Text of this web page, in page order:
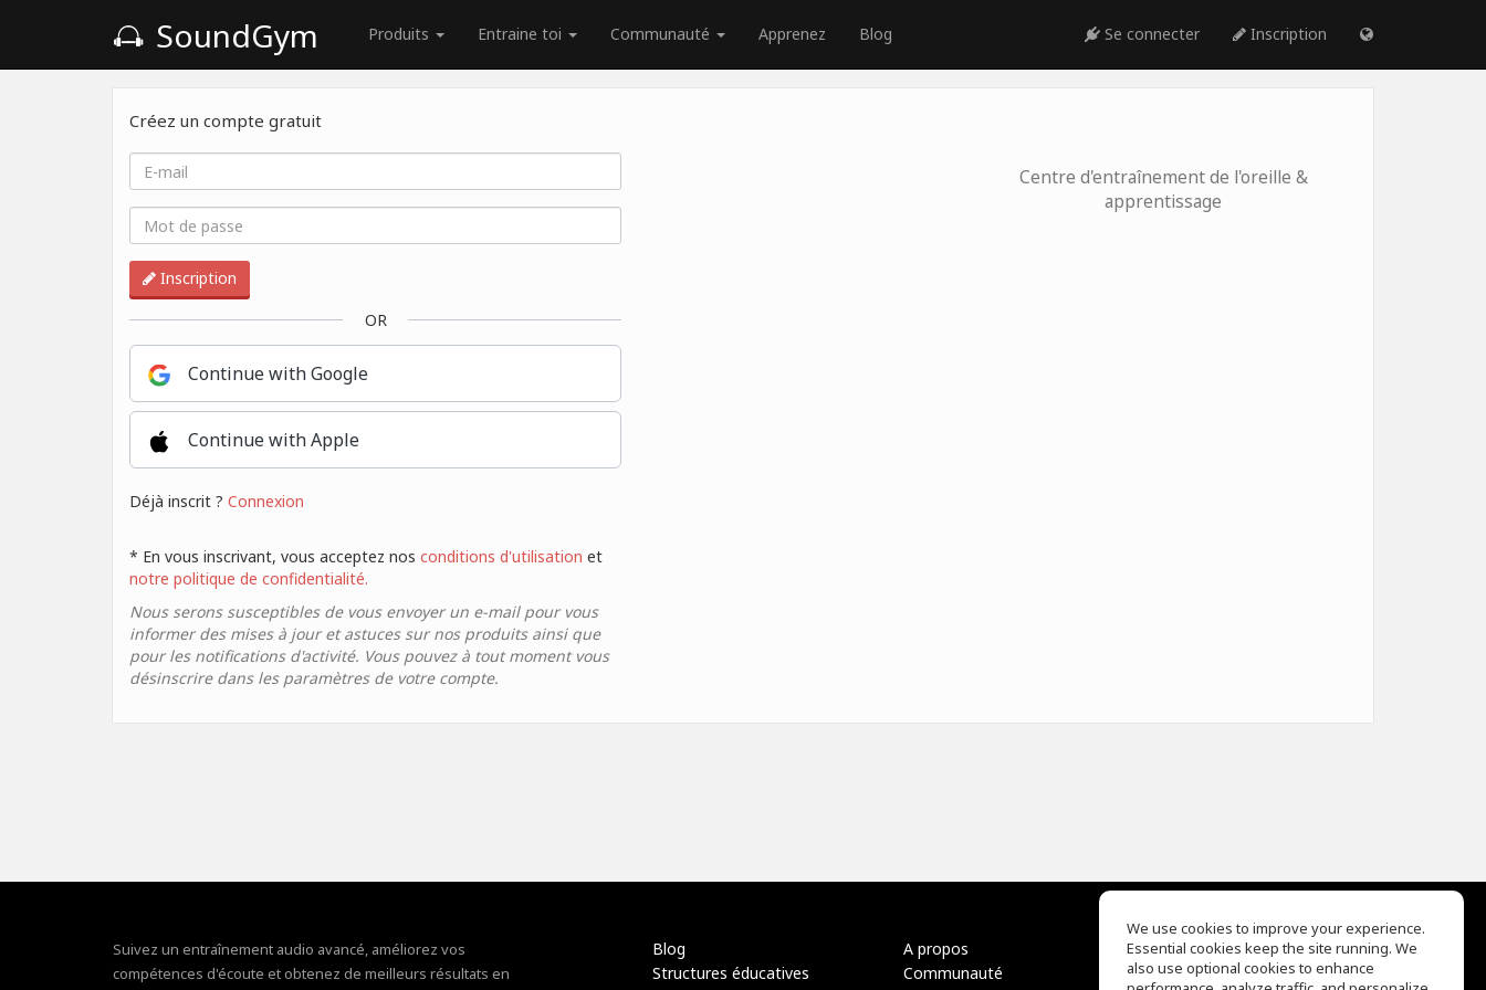
SoundGym Produits Entraine toi Communauté Apprenez Blog Se connecter Inscription
Créez un compte gratuit
Inscription
OR
Continue with Google
Continue with Apple
Déjà inscrit ? Connexion
* En vous inscrivant, vous acceptez nos conditions d'utilisation et
notre politique de confidentialité.
Nous serons susceptibles de vous envoyer un e-mail pour vous
informer des mises à jour et astuces sur nos produits ainsi que
pour les notifications d'activité. Vous pouvez à tout moment vous
désinscrire dans les paramètres de votre compte.
Centre d'entraînement de l'oreille &
apprentissage
Suivez un entraînement audio avancé, améliorez vos
compétences d'écoute et obtenez de meilleurs résultats en
Blog
Structures éducatives
A propos
Communauté
EQ Ear Training
Drum Machine
We use cookies to improve your experience.
Essential cookies keep the site running. We
also use optional cookies to enhance